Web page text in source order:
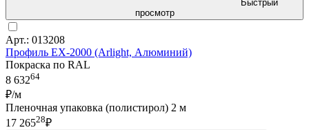
Быстрый
просмотр
Арт.: 013208
Профиль EX-2000 (Arlight, Алюминий)
Покраска по RAL
8 63264
₽/м
Пленочная упаковка (полистирол) 2 м
17 26528₽